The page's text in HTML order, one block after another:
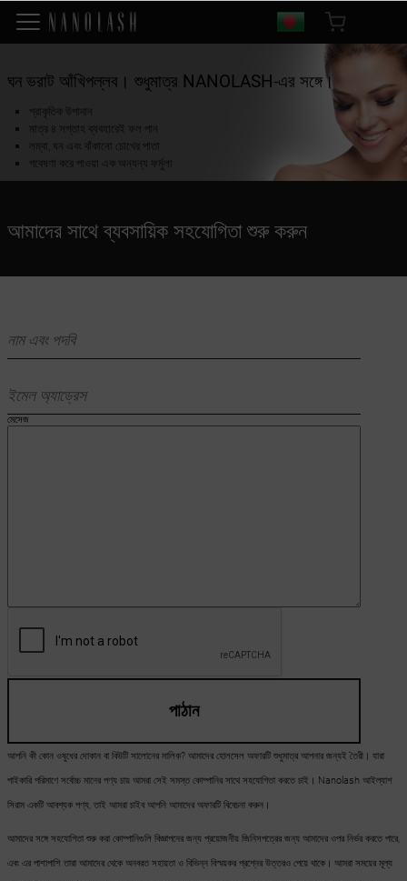
ঘন ভরাট আঁখিপল্লব। শুধুমাত্র NANOLASH-এর সঙ্গে।
প্রাকৃতিক উপাদান
মাত্র ৪ সপ্তাহ ব্যবহারেই ফল পান
লম্বা, ঘন এবং বাঁকানো চোখের পাতা
গবেষণা করে পাওয়া এক অন্যন্য ফর্মুলা
আমাদের সাথে ব্যবসায়িক সহযোগিতা শুরু করুন
মেসেজ
পাঠান
আপনি কী কোন ওষুধের দোকান বা বিউটি সালোনের মালিক? আমাদের হোলসেল অফারটি শুধুমাত্র আপনার জন্যই তৈরী। যারা
পাইকারি পরিমাণে সর্বোচ্চ মানের পণ্য চায় আমরা সেই সমস্ত কোম্পানির সাথে সহযোগিতা করতে চাই। Nanolash আইল্যাশ
সিরাম একটি আবশ্যক পণ্য, তাই আমরা চাইব আপনি আমাদের অফারটি বিবেচনা করুন।
আমাদের সঙ্গে সহযোগিতা শুরু করা কোম্পানিগুলি বিজ্ঞাপনের জন্য প্রয়োজনীয় জিনিসপত্রের জন্য আমাদের ওপর নির্ভর করতে পারে,
এবং এর পাশাপাশি তারা আমাদের থেকে অনবরত সহায়তা ও বিভিন্ন বিস্ময়কর প্রশ্নের উত্তরও পেয়ে থাকে। আমরা সময়ের মূল্য